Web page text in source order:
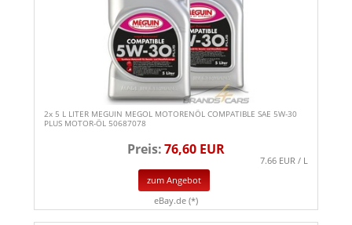
2x 5 L LITER MEGUIN MEGOL MOTORENÖL COMPATIBLE SAE 5W-30
PLUS MOTOR-ÖL 50687078
Preis:76,60 EUR
7.66 EUR / L
zum Angebot
eBay.de (*)